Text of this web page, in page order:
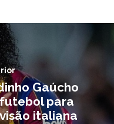
Gaúcho
para
italiana